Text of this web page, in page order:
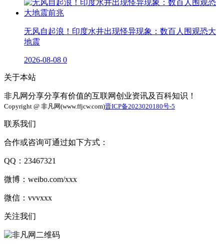
无风自起浪！印度水井出现怪异现象：数百人围观恐大
地震
2026-08-08 0
关于本站
非凡网分享分享有价值的互联网创业资讯及百科知识！
Copyright @ 非凡网(www.ffjcw.com)晋ICP备2023020180号-5
联系我们
合作或咨询可通过如下方式：
QQ：23467321
微博：weibo.com/xxx
微信：vvvxxx
关注我们